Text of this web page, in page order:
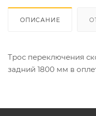
ОПИСАНИЕ
Трос переключения
задний 1800 мм в